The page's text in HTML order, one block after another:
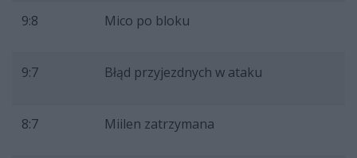
9:8 Mico po bloku
9:7 Błąd przyjezdnych w ataku
8:7 Miilen zatrzymana